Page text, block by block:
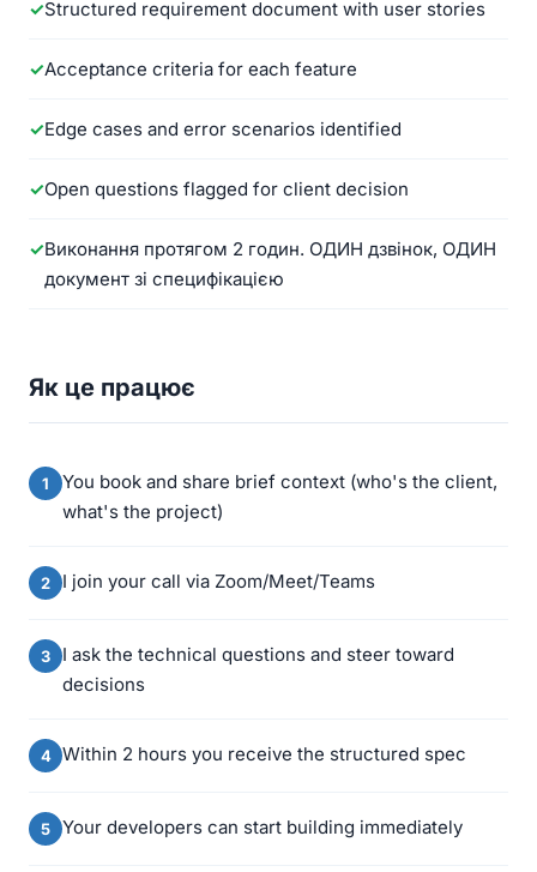
Structured requirement document with user stories
Acceptance criteria for each feature
Edge cases and error scenarios identified
Open questions flagged for client decision
Виконання протягом 2 годин. ОДИН дзвінок, ОДИН
документ зі специфікацією
Як це працює
You book and share brief context (who's the client,
what's the project)
I join your call via Zoom/Meet/Teams
I ask the technical questions and steer toward
decisions
Within 2 hours you receive the structured spec
Your developers can start building immediately